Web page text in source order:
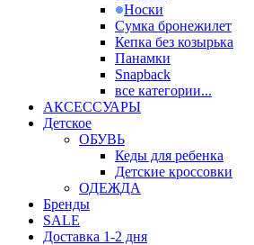
Носки
Сумка бронежилет
Кепка без козырька
Панамки
Snapback
все категории...
АКСЕССУАРЫ
Детское
ОБУВЬ
Кеды для ребенка
Детские кроссовки
ОДЕЖДА
Бренды
SALE
Доставка 1-2 дня